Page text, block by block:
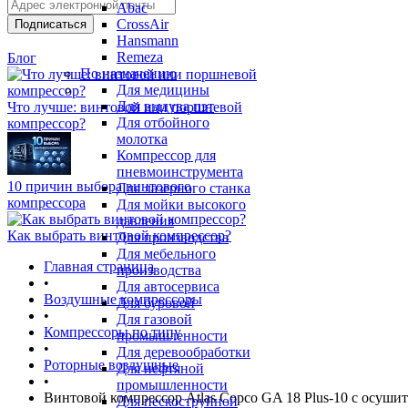
Abac
CrossAir
Hansmann
Remeza
По назначению
Для медицины
Для выдува пэт
Для отбойного
молотка
Компрессор для
пневмоинструмента
Для лазерного станка
Для мойки высокого
давления
Для производства
Для мебельного
производства
Для автосервиса
Для буровой
Для газовой
промышленности
Для деревообработки
Для нефтяной
промышленности
Для пескоструйной
Блог
Что лучше: винтовой или поршневой
компрессор?
10 причин выбора винтового
компрессора
Как выбрать винтовой компрессор?
Главная страница
•
Воздушные компрессоры
•
Компрессоры по типу
•
Роторные воздушные
•
Винтовой компрессор Atlas Copco GA 18 Plus-10 с